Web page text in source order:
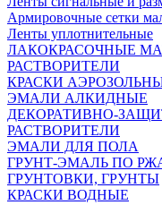
Армировочные сетки
Ленты уплотнительные
ЛАКОКРАСОЧНЫЕ
РАСТВОРИТЕЛИ
КРАСКИ
ЭМАЛИ АЛКИДНЫЕ
ДЕКОРАТИВНО-
РАСТВОРИТЕЛИ
ЭМАЛИ ДЛЯ ПОЛА
ГРУНТ-ЭМАЛЬ ПО
ГРУНТОВКИ, ГРУНТЫ
КРАСКИ ВОДНЫЕ